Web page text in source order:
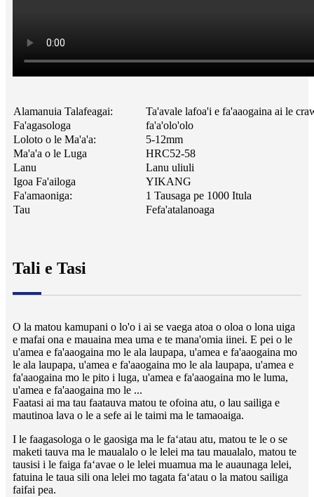
Alamanuia Talafeagai:
Ta'avale lafoa'i e fa'aaogaina ai le
Fa'agasologa
fa'a'olo'olo
Loloto o le Ma'a'a:
5-12mm
Ma'a'a o le Luga
HRC52-58
Lanu
Lanu uliuli
Igoa Fa'ailoga
YIKANG
Fa'amaoniga:
1 Tausaga pe 1000 Itula
Tau
Fefa'atalanoaga
Tali e Tasi
O la matou kamupani o lo'o i ai se vaega atoa o oloa o lona uiga
e mafai ona e mauaina mea uma e te mana'omia iinei. E pei o le
u'amea e fa'aaogaina mo le ala laupapa, u'amea e fa'aaogaina mo
le ala laupapa, u'amea e fa'aaogaina mo le ala laupapa, u'amea e
fa'aaogaina mo le pito i luga, u'amea e fa'aaogaina mo le luma,
u'amea e fa'aaogaina mo le ...
Faatasi ai ma tau faatauva matou te ofoina atu, o lau sailiga e
mautinoa lava o le a sefe ai le taimi ma le tamaoaiga.
I le faagasologa o le gaosiga ma le faʻatau atu, matou te le o se
maketi tauva ma le maualalo o le lelei ma tau maualalo, matou te
tausisi i le faiga faʻavae o le lelei muamua ma le auaunaga lelei,
fatuina le taua sili ona lelei mo tagata faʻatau o la matou sailiga
faifai pea.